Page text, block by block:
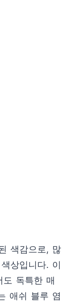
색감으로, 많
상입니다. 이
도 독특한 매
애쉬 블루 염